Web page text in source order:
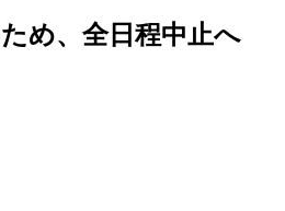
め、全日程中止へ